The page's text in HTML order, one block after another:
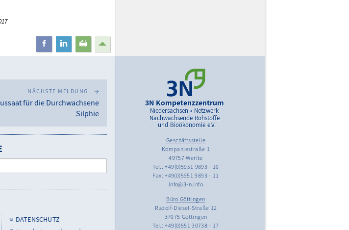
teilen mitteilendrucken
NÄCHSTE MELDUNG
für die Durchwachsene
Silphie
DATENSCHUTZ
3N Kompetenzzentrum
Niedersachsen • Netzwerk
Nachwachsende Rohstoffe
und Bioökonomie e.V.
Geschäftsstelle
Kompaniestraße 1
49757 Werlte
Tel.: +49(0)5951 9893 - 10
Fax: +49(0)5951 9893 - 11
info@3-n.info
Büro Göttingen
Rudolf-Diesel-Straße 12
37075 Göttingen
Tel.: +49(0)551 30738 - 17